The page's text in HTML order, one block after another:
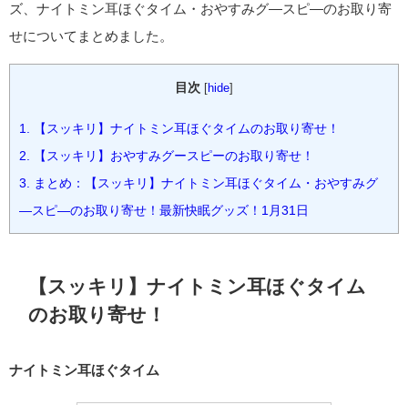
ズ、ナイトミン耳ほぐタイム・おやすみグ―スピ―のお取り寄
せについてまとめました。
目次 [hide]
1. 【スッキリ】ナイトミン耳ほぐタイムのお取り寄せ！
2. 【スッキリ】おやすみグースピーのお取り寄せ！
3. まとめ：【スッキリ】ナイトミン耳ほぐタイム・おやすみグ
―スピ―のお取り寄せ！最新快眠グッズ！1月31日
【スッキリ】ナイトミン耳ほぐタイム
のお取り寄せ！
ナイトミン耳ほぐタイム